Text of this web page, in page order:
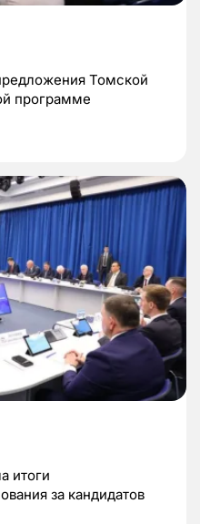
Томской
программе
итоги
за кандидатов